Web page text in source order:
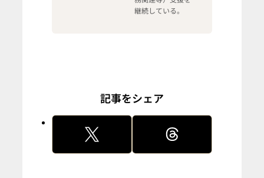
継続している。
記事をシェア